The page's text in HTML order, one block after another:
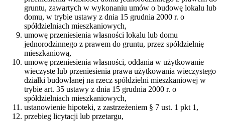
gruntu, zawartych w wykonaniu umów o budowę lokalu lub
domu, w trybie ustawy z dnia 15 grudnia 2000 r. o
spółdzielniach mieszkaniowych,
umowę przeniesienia własności lokalu lub domu
jednorodzinnego z prawem do gruntu, przez spółdzielnię
mieszkaniową,
umowę przeniesienia własności, oddania w użytkowanie
wieczyste lub przeniesienia prawa użytkowania wieczystego
działki budowlanej na rzecz spółdzielni mieszkaniowej w
trybie art. 35 ustawy z dnia 15 grudnia 2000 r. o
spółdzielniach mieszkaniowych,
ustanowienie hipoteki, z zastrzeżeniem § 7 ust. 1 pkt 1,
przebieg licytacji lub przetargu,